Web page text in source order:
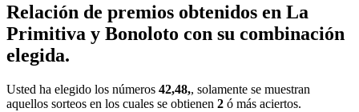
Relación de premios obtenidos en La
Primitiva y Bonoloto con su combinación
elegida.
Usted ha elegido los números 42,48,, solamente se muestran
aquellos sorteos en los cuales se obtienen 2 ó más aciertos.